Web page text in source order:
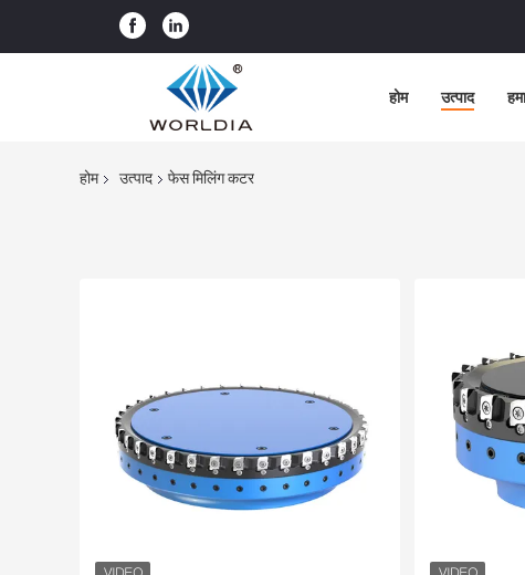
होम उत्पाद
होम उत्पाद फेस मिलिंग कटर